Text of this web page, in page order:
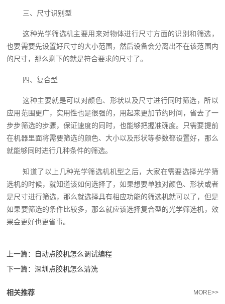
三、尺寸识别型
这种光学筛选机主要用来对物体进行尺寸方面的识别和筛选，
也要需要先设置好尺寸的大小范围，然后设备会分离出不在该范围内
的尺寸，那么剩下的就是符合要求的尺寸了。
四、复合型
这种主要就是可以对颜色、形状以及尺寸进行同时筛选，所以
应用范围更广，实用性也是很强的，用起来更加节约时间，省去了一
步步筛选的步骤，保证速度的同时，也能够把握准确度。只需要提前
在机器里面将需要筛选的颜色、大小以及形状等参数都设置好，那么
就能够同时进行几种条件的筛选。
知道了以上几种光学筛选机机型之后，大家在需要选择光学筛
选机的时候，就知道该如何选择了，如果想要单独对颜色、形状或者
是尺寸进行筛选，那么就选择具有相应功能的筛选机就可以了，但是
如果要筛选的条件比较多，那么就应该选择复合型的光学筛选机，效
果会更好也更省事。
上一篇： 自动点胶机怎么调试编程
下一篇：深圳点胶机怎么清洗
相关推荐 MORE>>